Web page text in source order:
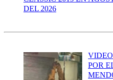
DEL 2026
POR